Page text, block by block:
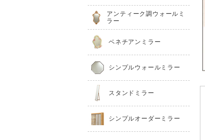
アンティーク調ウォールミ
ラー
ベネチアンミラー
シンプルウォールミラー
スタンドミラー
シンプルオーダーミラー